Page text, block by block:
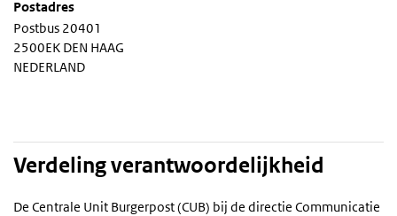
Postadres
Postbus 20401
2500EK DEN HAAG
NEDERLAND
Verdeling verantwoordelijkheid
De Centrale Unit Burgerpost (CUB) bij de directie Communicatie